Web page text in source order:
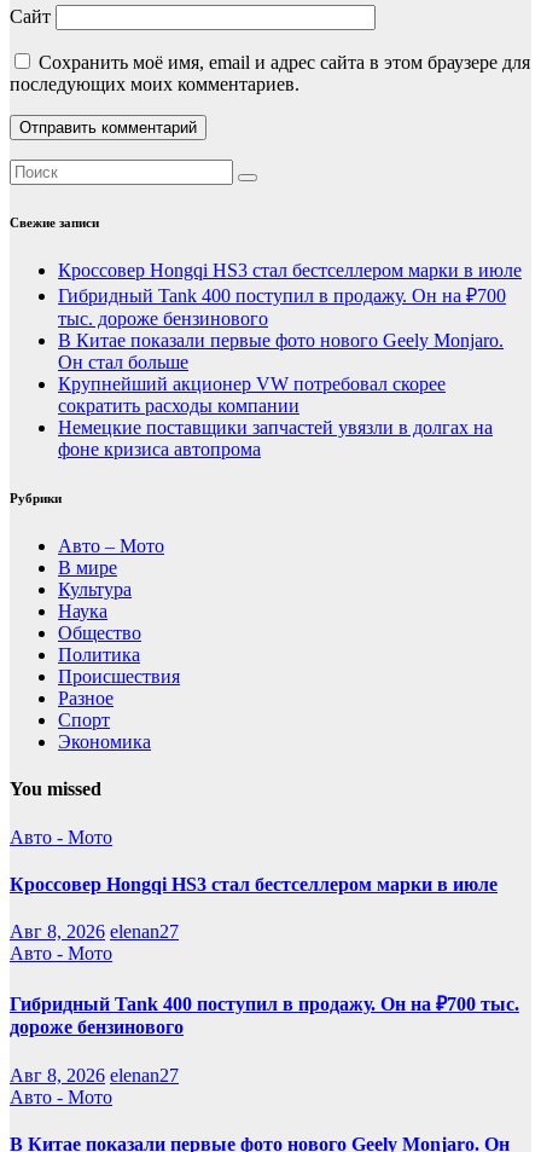
Сайт
Сохранить моё имя, email и адрес сайта в этом браузере для
последующих моих комментариев.
Свежие записи
Кроссовер Hongqi HS3 стал бестселлером марки в июле
Гибридный Tank 400 поступил в продажу. Он на ₽700
тыс. дороже бензинового
В Китае показали первые фото нового Geely Monjaro.
Он стал больше
Крупнейший акционер VW потребовал скорее
сократить расходы компании
Немецкие поставщики запчастей увязли в долгах на
фоне кризиса автопрома
Рубрики
Авто – Мото
В мире
Культура
Наука
Общество
Политика
Происшествия
Разное
Спорт
Экономика
You missed
Авто - Мото
Кроссовер Hongqi HS3 стал бестселлером марки в июле
Авг 8, 2026 elenan27
Авто - Мото
Гибридный Tank 400 поступил в продажу. Он на ₽700 тыс.
дороже бензинового
Авг 8, 2026 elenan27
Авто - Мото
В Китае показали первые фото нового Geely Monjaro. Он